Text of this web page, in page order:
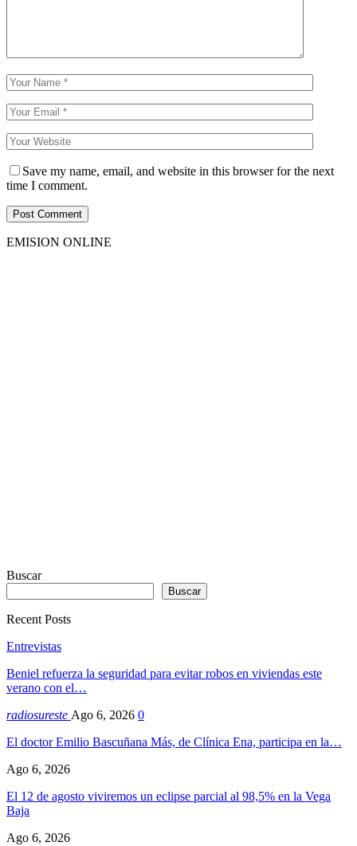
Save my name, email, and website in this browser for the next
time I comment.
EMISION ONLINE
Buscar
Buscar
Recent Posts
Entrevistas
Beniel refuerza la seguridad para evitar robos en viviendas este
verano con el…
radiosureste Ago 6, 2026 0
El doctor Emilio Bascuñana Más, de Clínica Ena, participa en la…
Ago 6, 2026
El 12 de agosto viviremos un eclipse parcial al 98,5% en la Vega
Baja
Ago 6, 2026